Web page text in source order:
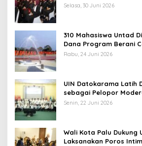
Selasa, 30 Juni 2026
310 Mahasiswa Untad
Dana Program Berani
Sulteng: Tidak Boleh
Rabu, 24 Juni 2026
UIN Datokarama Latih
sebagai Pelopor
Senin, 22 Juni 2026
Wali Kota Palu Dukung
Laksanakan Poros